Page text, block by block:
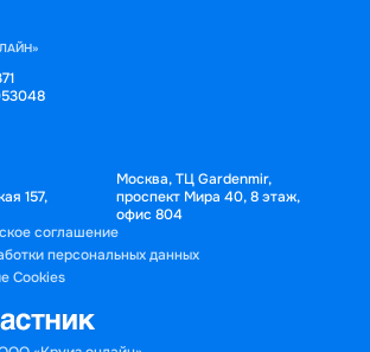
157,
Москва, ТЦ Gardenmir,
проспект Мира 40, 8 этаж,
офис 804
соглашение
персональных данных
Cookies